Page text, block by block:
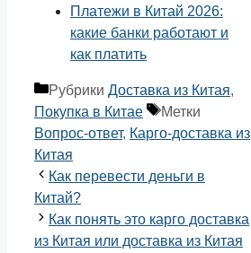
Платежи в Китай 2026:
какие банки работают и
как платить
Рубрики Доставка из Китая,
Покупка в Китае
Метки
Вопрос-ответ, Карго-доставка из
Китая
Как перевести деньги в
Китай?
Как понять это карго доставка
из Китая или доставка из Китая